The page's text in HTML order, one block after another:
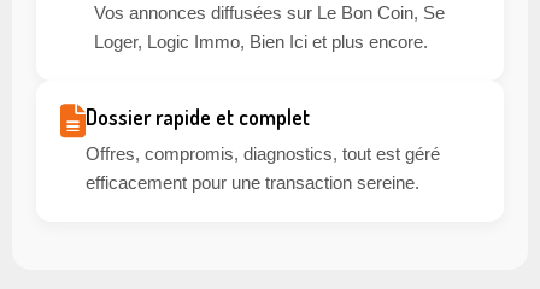
Vos annonces diffusées sur Le Bon Coin, Se
Loger, Logic Immo, Bien Ici et plus encore.
Dossier rapide et complet
Offres, compromis, diagnostics, tout est géré
efficacement pour une transaction sereine.